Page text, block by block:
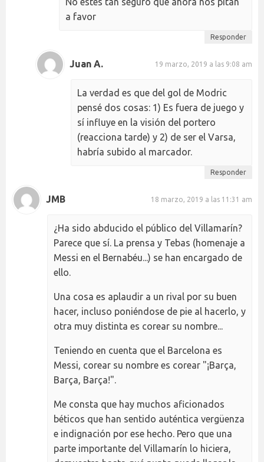
a favor
Responder
Juan A. 19 marzo, 2019 a las 9:08 am
La verdad es que del gol de Modric
pensé dos cosas: 1) Es fuera de juego y
sí influye en la visión del portero
(reacciona tarde) y 2) de ser el Varsa,
habría subido al marcador.
Responder
JMB 18 marzo, 2019 a las 11:31 am
¿Ha sido abducido el público del Villamarín?
Parece que sí. La prensa y Tebas (homenaje a
Messi en el Bernabéu...) se han encargado de
ello.
Una cosa es aplaudir a un rival por su buen
hacer, incluso poniéndose de pie al hacerlo, y
otra muy distinta es corear su nombre...
Teniendo en cuenta que el Barcelona es
Messi, corear su nombre es corear "¡Barça,
Barça, Barça!".
Me consta que hay muchos aficionados
béticos que han sentido auténtica vergüenza
e indignación por ese hecho. Pero que una
parte importante del Villamarín lo hiciera,